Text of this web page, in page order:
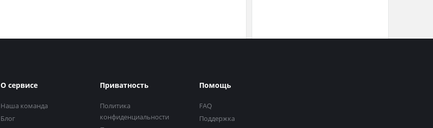
О сервисе
Наша команда
Блог
Приватность
Политика
конфиденциальности
Помощь
FAQ
Поддержка